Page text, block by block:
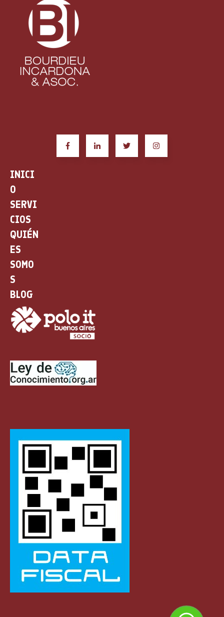
INICI
O
SERVI
CIOS
QUIÉN
ES
SOMO
S
BLOG